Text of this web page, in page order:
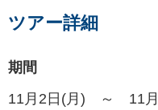
ツアー詳細
期間
11月2日(月) ～ 11月